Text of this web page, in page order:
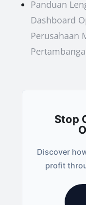
Panduan
Dashboard
Perusahaan
Stop
Discover
profit